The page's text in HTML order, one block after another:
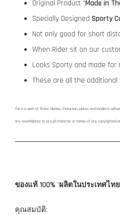
Original Product "Made in
Specially Designed Sporty
Not only good for short
When Rider sit on our
Looks Sporty and made for
These are all the additional
This is a work of fiction. Names, characters, places and incidents
Any resemblance to actual character or names of any copyrighted
ของแท้ 100% 'ผลิตในประเทศไท
คุณสมบัติ: